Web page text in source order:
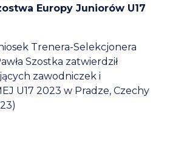
Europy Juniorów U17
Trenera-Selekcjonera
Szostka zatwierdził
zawodniczek i
U17 2023 w Pradze, Czechy